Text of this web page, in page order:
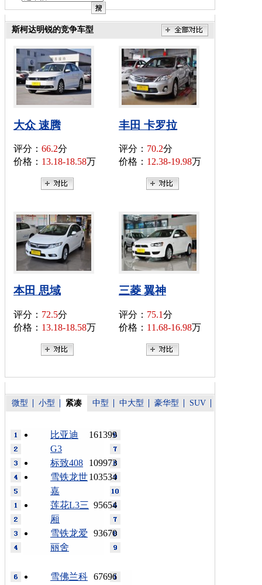
斯柯达明锐的竞争车型
大众 速腾
评分： 66.2分
价格： 13.18-18.58万
丰田 卡罗拉
评分： 70.2分
价格： 12.38-19.98万
本田 思域
评分： 72.5分
价格： 13.18-18.58万
三菱 翼神
评分： 75.1分
价格： 11.68-16.98万
微型 小型 紧凑 中型 中大型 豪华型 SUV
161399
比亚迪
G3
109973
标致408
103534
雪铁龙世
嘉
95654
莲花L3三
厢
93670
雪铁龙爱
丽舍
67696
雪佛兰科